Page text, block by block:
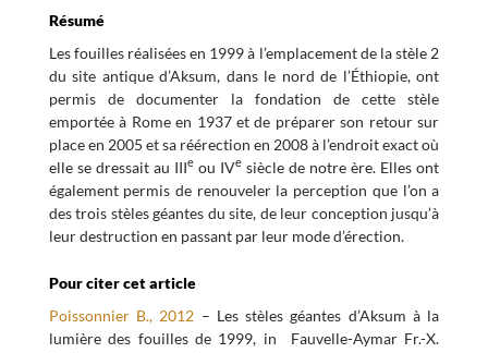
Résumé
Les fouilles réalisées en 1999 à l’emplacement de la stèle 2
du site antique d’Aksum, dans le nord de l’Éthiopie, ont
permis de documenter la fondation de cette stèle
emportée à Rome en 1937 et de préparer son retour sur
place en 2005 et sa réérection en 2008 à l’endroit exact où
elle se dressait au IIIeou IVe siècle de notre ère. Elles ont
également permis de renouveler la perception que l’on a
des trois stèles géantes du site, de leur conception jusqu’à
leur destruction en passant par leur mode d’érection.
Pour citer cet article
Poissonnier B., 2012 – Les stèles géantes d’Aksum à la
lumière des fouilles de 1999, in Fauvelle-Aymar Fr.-X.